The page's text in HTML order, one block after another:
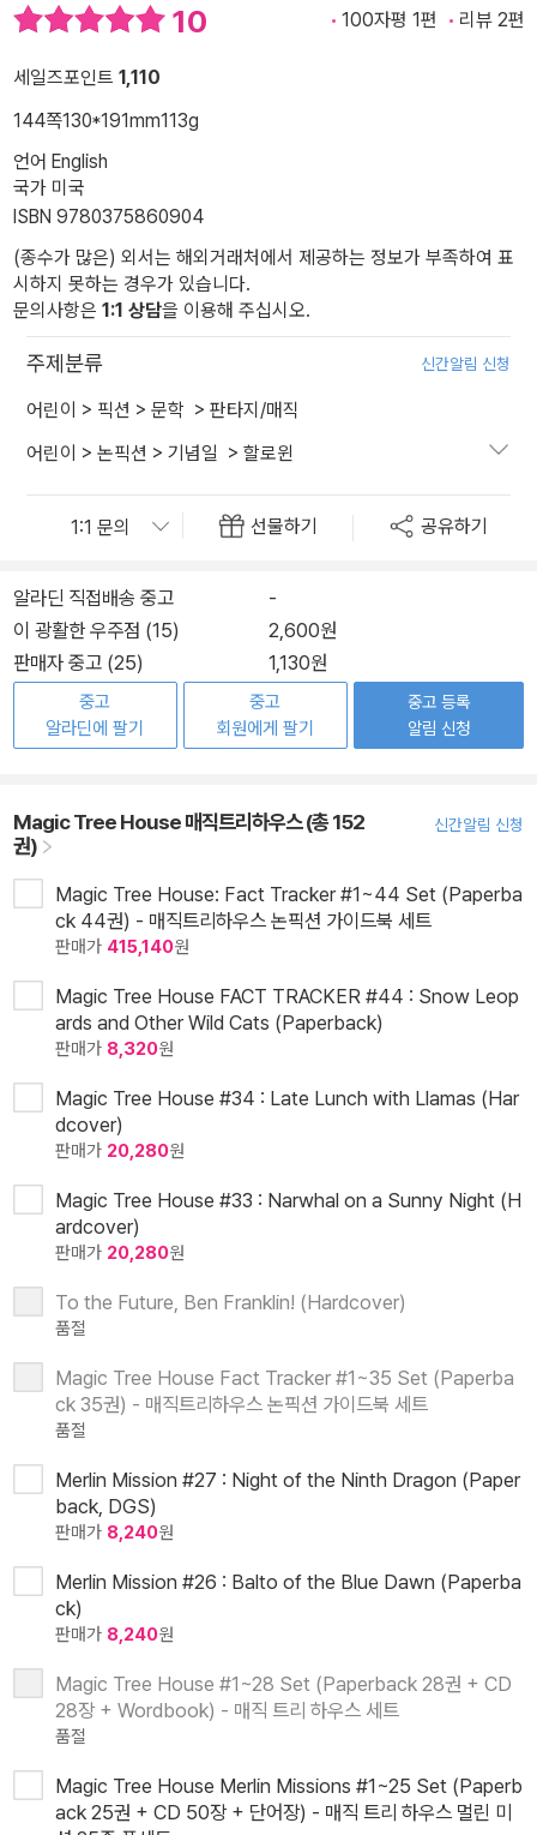
10 100자평 1편 리뷰 2편
세일즈포인트 1,110
144쪽130*191mm113g
언어 English
국가 미국
ISBN 9780375860904
(종수가 많은) 외서는 해외거래처에서 제공하는 정보가 부족하여 표
시하지 못하는 경우가 있습니다.
문의사항은 1:1 상담을 이용해 주십시오.
주제분류 신간알림 신청
어린이 > 픽션 > 문학 > 판타지/매직
어린이 > 논픽션 > 기념일 > 할로윈
선물하기 공유하기
알라딘 직접배송 중고
-
이 광활한 우주점 (15)
2,600원
판매자 중고 (25)
1,130원
중고
알라딘에 팔기
중고
회원에게 팔기
중고 등록
알림 신청
Magic Tree House 매직트리하우스 (총 152
권)
신간알림 신청
Magic Tree House: Fact Tracker #1~44 Set (Paperba
ck 44권) - 매직트리하우스 논픽션 가이드북 세트
판매가 415,140원
Magic Tree House FACT TRACKER #44 : Snow Leop
ards and Other Wild Cats (Paperback)
판매가 8,320원
Magic Tree House #34 : Late Lunch with Llamas (Har
dcover)
판매가 20,280원
Magic Tree House #33 : Narwhal on a Sunny Night (H
ardcover)
판매가 20,280원
To the Future, Ben Franklin! (Hardcover)
품절
Magic Tree House Fact Tracker #1~35 Set (Paperba
ck 35권) - 매직트리하우스 논픽션 가이드북 세트
품절
Merlin Mission #27 : Night of the Ninth Dragon (Paper
back, DGS)
판매가 8,240원
Merlin Mission #26 : Balto of the Blue Dawn (Paperba
ck)
판매가 8,240원
Magic Tree House #1~28 Set (Paperback 28권 + CD
28장 + Wordbook) - 매직 트리 하우스 세트
품절
Magic Tree House Merlin Missions #1~25 Set (Paperb
ack 25권 + CD 50장 + 단어장) - 매직 트리 하우스 멀린 미